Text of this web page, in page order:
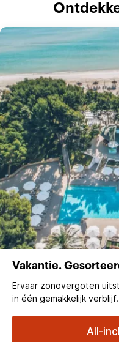
Vakantie.
Ervaar zonovergoten
in één gemakkelijk verblijf.
All-